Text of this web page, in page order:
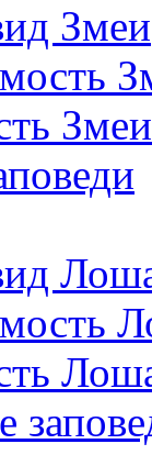
Змеи
Змеи